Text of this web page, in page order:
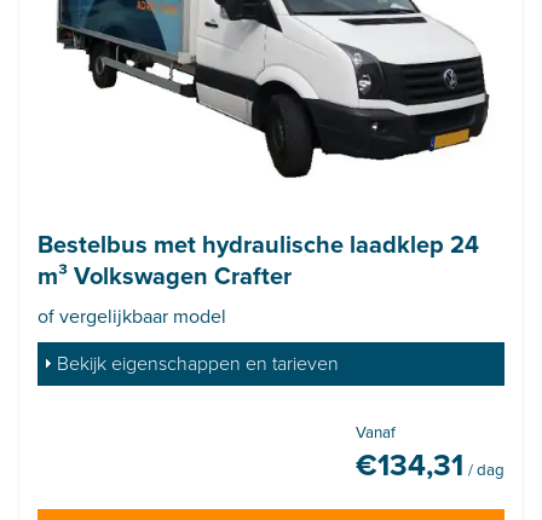
Bestelbus met hydraulische laadklep 24
m³ Volkswagen Crafter
of vergelijkbaar model
Bekijk eigenschappen en tarieven
Vanaf
€134,31 / dag